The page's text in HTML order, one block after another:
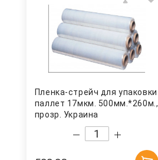
Пленка-стрейч для упаковки
паллет 17мкм. 500мм.*260м.,
прозр. Украина